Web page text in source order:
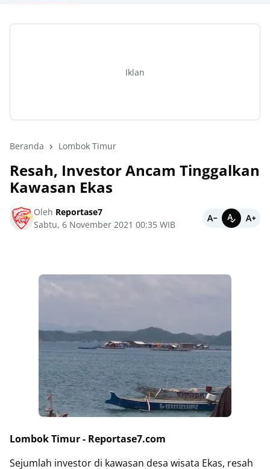
Iklan
Beranda Lombok Timur
Resah, Investor Ancam Tinggalkan
Kawasan Ekas
Oleh Reportase7
Sabtu, 6 November 2021 00:35 WIB
Lombok Timur - Reportase7.com
Sejumlah investor di kawasan desa wisata Ekas, resah